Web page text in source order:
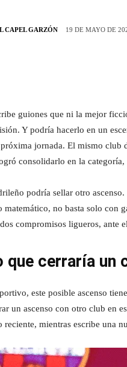
CAPEL GARZÓN 19 DE MAYO DE
guiones que ni la mejor
Y podría hacerlo en un
jornada. El mismo
consolidarlo en la
podría sellar otro
matemático, no basta solo con
compromisos ligueros, ante
que cerraría
este posible ascenso
un ascenso con otro club en
reciente, mientras escribe una